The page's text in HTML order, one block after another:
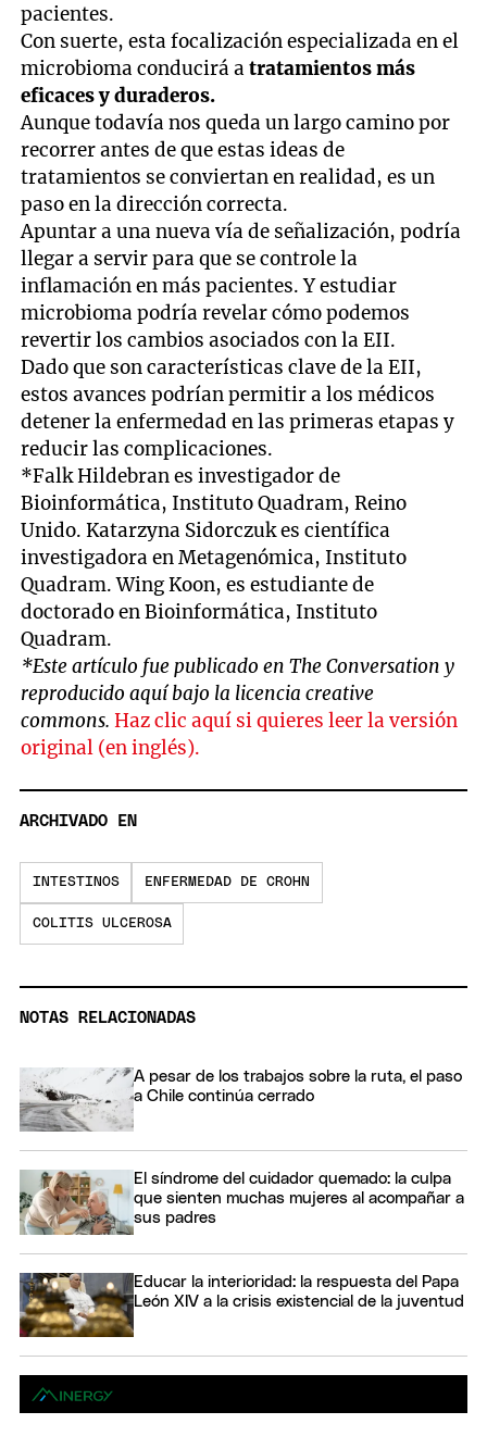
pacientes.
Con suerte, esta focalización especializada en el
microbioma conducirá atratamientos más
eficaces y duraderos.
Aunque todavía nos queda un largo camino por
recorrer antes de que estas ideas de
tratamientos se conviertan en realidad, es un
paso en la dirección correcta.
Apuntar a una nueva vía de señalización, podría
llegar a servir para que se controle la
inflamación en más pacientes. Y estudiar
microbioma podría revelar cómo podemos
revertir los cambios asociados con la EII.
Dado que son características clave de la EII,
estos avances podrían permitir a los médicos
detener la enfermedad en las primeras etapas y
reducir las complicaciones.
*Falk Hildebran es investigador de
Bioinformática, Instituto Quadram, Reino
Unido. Katarzyna Sidorczuk es científica
investigadora en Metagenómica, Instituto
Quadram. Wing Koon, es estudiante de
doctorado en Bioinformática, Instituto
Quadram.
*Este artículo fue publicado en The Conversation y
reproducido aquí bajo la licencia creative
commons.Haz clic aquí si quieres leer la versión
original (en inglés).
ARCHIVADO EN
INTESTINOS ENFERMEDAD DE CROHN
COLITIS ULCEROSA
NOTAS RELACIONADAS
A pesar de los trabajos sobre la ruta, el paso
a Chile continúa cerrado
El síndrome del cuidador quemado: la culpa
que sienten muchas mujeres al acompañar a
sus padres
Educar la interioridad: la respuesta del Papa
León XIV a la crisis existencial de la juventud